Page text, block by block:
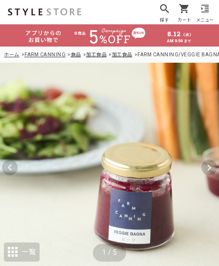
探す カート メニュー
ホーム FARM CANNING 食品 加工食品 加工食品 FARM CANNING/VEGGIE
1 / 5
一覧